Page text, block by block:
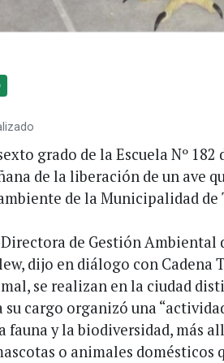
grado de la Escuela Nº 182
de la liberación de un ave
de la Municipalidad de
de Gestión Ambiental
dijo en diálogo con Cadena
se realizan en la ciudad
cargo organizó una
fauna y la biodiversidad, más
o animales domésticos